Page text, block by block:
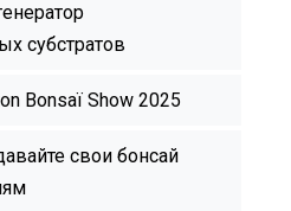
субстратов
Bonsaï Show 2025
свои бонсай